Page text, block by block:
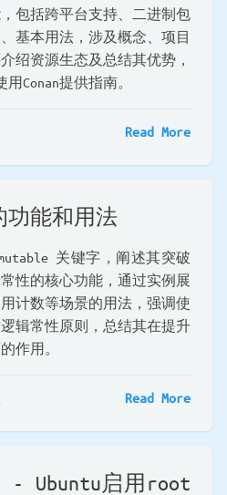
包括跨平台支持、二进制包
基本用法，涉及概念、项目
绍资源生态及总结其优势，
Conan提供指南。
Read More
功能和用法
关键字，阐述其突破
性的核心功能，通过实例展
计数等场景的用法，强调使
辑常性原则，总结其在提升
作用。
Read More
- Ubuntu启用root